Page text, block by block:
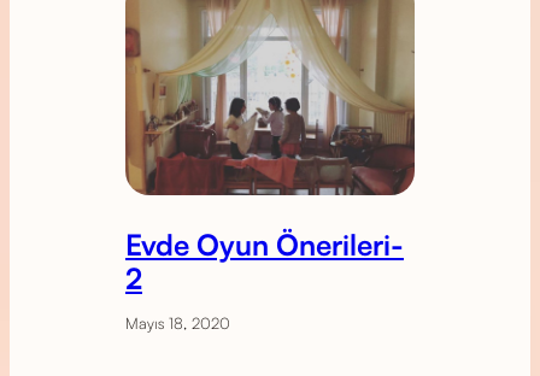
Evde Oyun Önerileri-
2
Mayıs 18, 2020